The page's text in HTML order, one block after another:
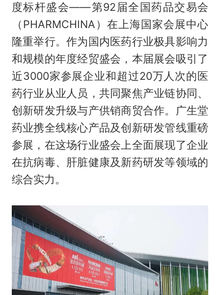
度标杆盛会——第92届全国药品交易会
（PHARMCHINA）在上海国家会展中心
隆重举行。作为国内医药行业极具影响力
和规模的年度经贸盛会，本届展会吸引了
近3000家参展企业和超过20万人次的医
药行业从业人员，共同聚焦产业链协同、
创新研发升级与产供销商贸合作。广生堂
药业携全线核心产品及创新研发管线重磅
参展，在这场行业盛会上全面展现了企业
在抗病毒、肝脏健康及新药研发等领域的
综合实力。